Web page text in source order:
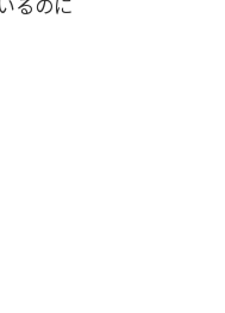
るのに